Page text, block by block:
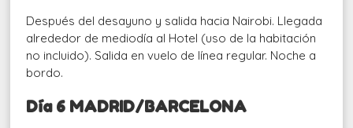
Después del desayuno y salida hacia Nairobi. Llegada
alrededor de mediodía al Hotel (uso de la habitación
no incluido). Salida en vuelo de línea regular. Noche a
bordo.
Día 6 MADRID/BARCELONA